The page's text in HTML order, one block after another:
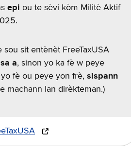
epi ou te sèvi kòm Militè Aktif
sou sit entènèt FreeTaxUSA
a, sinon yo ka fè w peye
fè ou peye yon frè, sispann
machann lan dirèkteman.)